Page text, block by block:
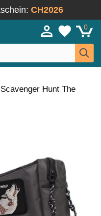
CH2026
0
Hunt The